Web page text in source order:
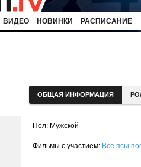
ВИДЕО НОВИНКИ РАСПИСАНИЕ
ОБЩАЯ ИНФОРМАЦИЯ
Пол: Мужской
Фильмы с участием: Все псы